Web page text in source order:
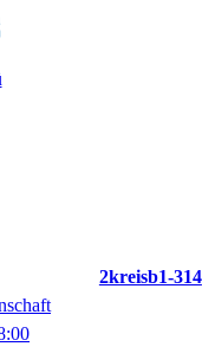
2kreisb1-314